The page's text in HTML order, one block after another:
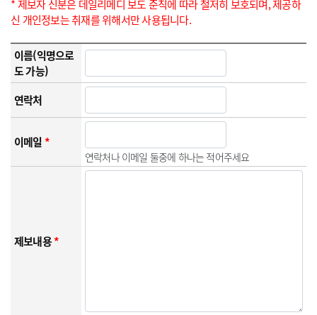
* 제보자 신분은 데일리메디 보도 준칙에 따라 철저히 보호되며, 제공하
신 개인정보는 취재를 위해서만 사용됩니다.
이름(익명으로
도 가능)
연락처
이메일*
연락처나 이메일 둘중에 하나는 적어주세요
제보내용*